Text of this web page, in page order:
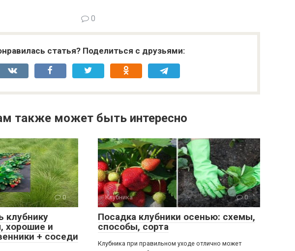
0
статья? Поделиться с друзьями:
также может быть интересно
0
клубнику
хорошие и
+ соседи
Клубника 0
Посадка клубники осенью: схемы,
способы, сорта
Клубника при правильном уходе отлично может